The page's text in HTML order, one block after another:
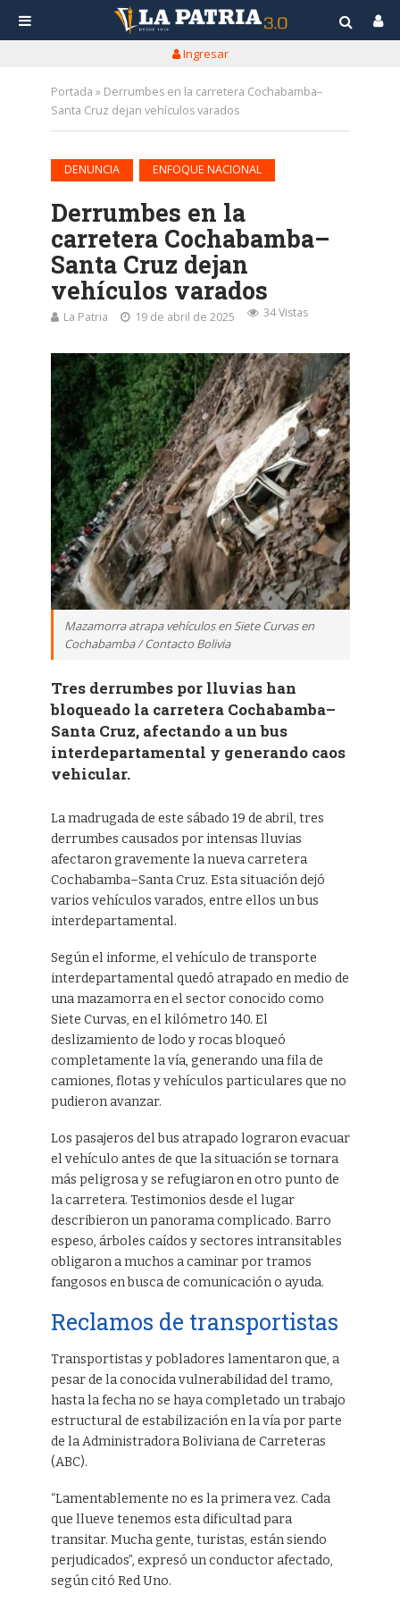
Ingresar
Portada » Derrumbes en la carretera Cochabamba–
Santa Cruz dejan vehículos varados
DENUNCIA ENFOQUE NACIONAL
Derrumbes en la
carretera Cochabamba–
Santa Cruz dejan
vehículos varados
La Patria 19 de abril de 2025 34 Vistas
Mazamorra atrapa vehículos en Siete Curvas en
Cochabamba / Contacto Bolivia
Tres derrumbes por lluvias han
bloqueado la carretera Cochabamba–
Santa Cruz, afectando a un bus
interdepartamental y generando caos
vehicular.
La madrugada de este sábado 19 de abril, tres
derrumbes causados por intensas lluvias
afectaron gravemente la nueva carretera
Cochabamba–Santa Cruz. Esta situación dejó
varios vehículos varados, entre ellos un bus
interdepartamental.
Según el informe, el vehículo de transporte
interdepartamental quedó atrapado en medio de
una mazamorra en el sector conocido como
Siete Curvas, en el kilómetro 140. El
deslizamiento de lodo y rocas bloqueó
completamente la vía, generando una fila de
camiones, flotas y vehículos particulares que no
pudieron avanzar.
Los pasajeros del bus atrapado lograron evacuar
el vehículo antes de que la situación se tornara
más peligrosa y se refugiaron en otro punto de
la carretera. Testimonios desde el lugar
describieron un panorama complicado. Barro
espeso, árboles caídos y sectores intransitables
obligaron a muchos a caminar por tramos
fangosos en busca de comunicación o ayuda.
Reclamos de transportistas
Transportistas y pobladores lamentaron que, a
pesar de la conocida vulnerabilidad del tramo,
hasta la fecha no se haya completado un trabajo
estructural de estabilización en la vía por parte
de la Administradora Boliviana de Carreteras
(ABC).
“Lamentablemente no es la primera vez. Cada
que llueve tenemos esta dificultad para
transitar. Mucha gente, turistas, están siendo
perjudicados”, expresó un conductor afectado,
según citó Red Uno.